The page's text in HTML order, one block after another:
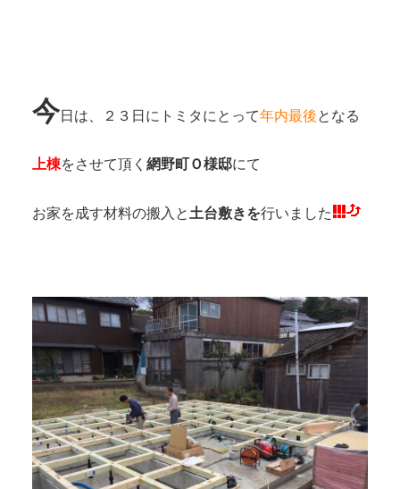
今日は、２３日にトミタにとって年内最後となる
上棟をさせて頂く 網野町Ｏ様邸にて
お家を成す材料の搬入と 土台敷きを行いました